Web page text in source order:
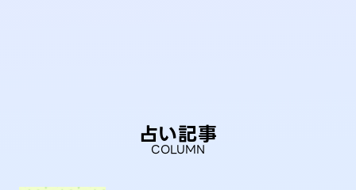
占い記事
COLUMN